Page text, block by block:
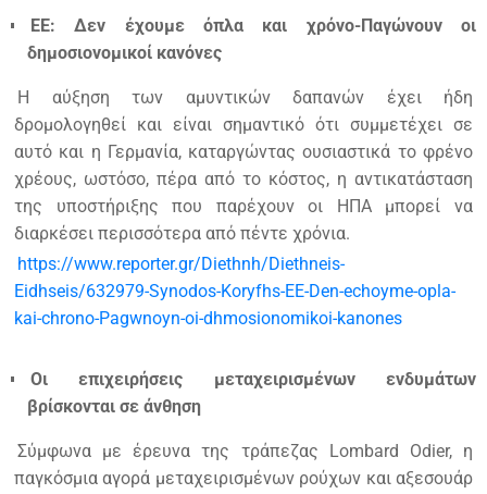
ΕΕ: Δεν έχουμε όπλα και χρόνο-Παγώνουν οι
δημοσιονομικοί κανόνες
Η αύξηση των αμυντικών δαπανών έχει ήδη
δρομολογηθεί και είναι σημαντικό ότι συμμετέχει σε
αυτό και η Γερμανία, καταργώντας ουσιαστικά το φρένο
χρέους, ωστόσο, πέρα από το κόστος, η αντικατάσταση
της υποστήριξης που παρέχουν οι ΗΠΑ μπορεί να
διαρκέσει περισσότερα από πέντε χρόνια.
https://www.reporter.gr/Diethnh/Diethneis-
Eidhseis/632979-Synodos-Koryfhs-EE-Den-echoyme-opla-
kai-chrono-Pagwnoyn-oi-dhmosionomikoi-kanones
Οι επιχειρήσεις μεταχειρισμένων ενδυμάτων
βρίσκονται σε άνθηση
Σύμφωνα με έρευνα της τράπεζας Lombard Odier, η
παγκόσμια αγορά μεταχειρισμένων ρούχων και αξεσουάρ